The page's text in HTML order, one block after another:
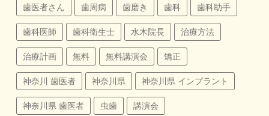
歯医者さん 歯周病 歯磨き 歯科 歯科助手
歯科医師 歯科衛生士 水木院長 治療方法
治療計画 無料 無料講演会 矯正
神奈川 歯医者 神奈川県 神奈川県 インプラント
神奈川県 歯医者 虫歯 講演会